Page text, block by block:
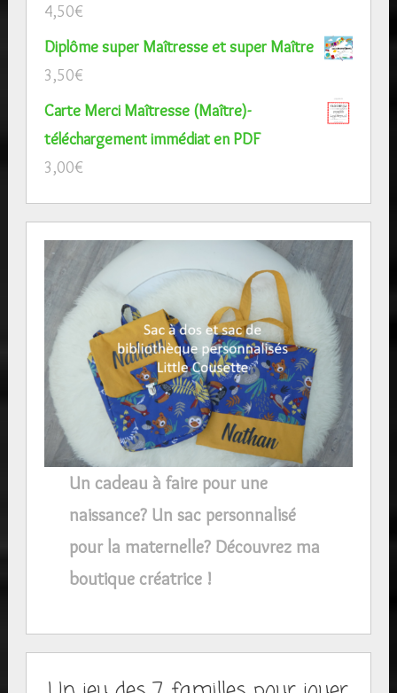
4,50€
Diplôme super Maîtresse et super Maître
3,50€
Carte Merci Maîtresse (Maître)-
téléchargement immédiat en PDF
3,00€
Un cadeau à faire pour une
naissance? Un sac personnalisé
pour la maternelle? Découvrez ma
boutique créatrice !